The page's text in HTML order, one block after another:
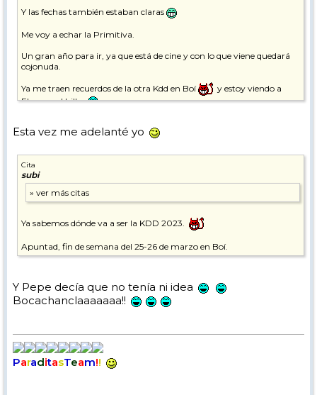
Y las fechas también estaban claras
Me voy a echar la Primitiva.
Un gran año para ir, ya que está de cine y con lo que viene quedará
cojonuda.
Ya me traen recuerdos de la otra Kdd en Boí
y estoy viendo a
Elur por el billar
Esta vez me adelanté yo
Cita
subi
Ya sabemos dónde va a ser la KDD 2023.
Apuntad, fin de semana del 25-26 de marzo en Boí.
Y Pepe decía que no tenía ni idea
Bocachanclaaaaaaa!!
ParaditasTeam!!